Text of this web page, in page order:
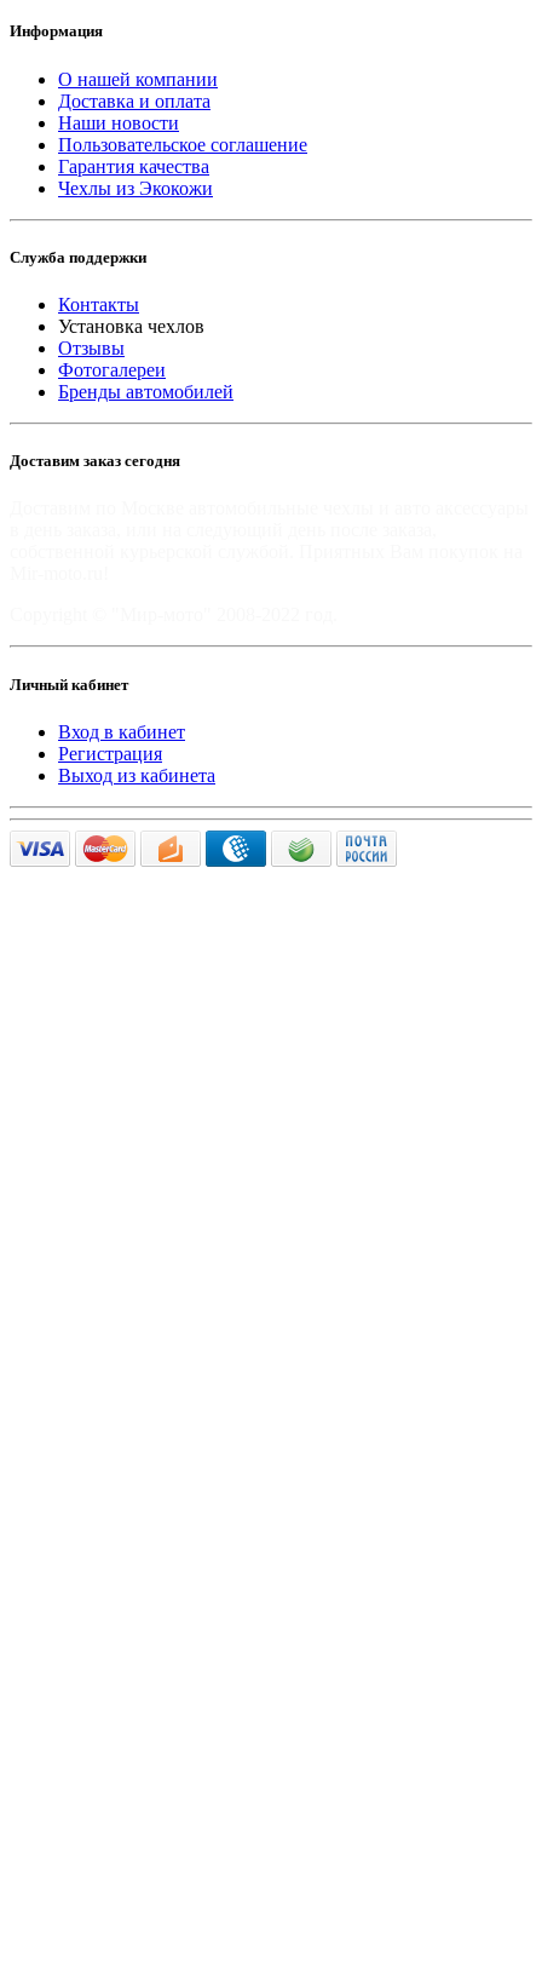
Информация
О нашей компании
Доставка и оплата
Наши новости
Пользовательское соглашение
Гарантия качества
Чехлы из Экокожи
Служба поддержки
Контакты
Установка чехлов
Отзывы
Фотогалереи
Бренды автомобилей
Доставим заказ сегодня
Личный кабинет
Вход в кабинет
Регистрация
Выход из кабинета